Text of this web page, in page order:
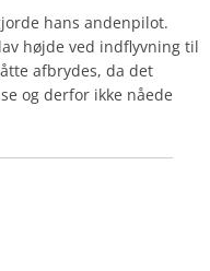
hans andenpilot.
højde ved indflyvning til
afbrydes, da det
og derfor ikke nåede